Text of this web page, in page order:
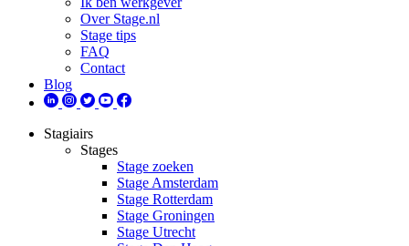
Over Stage.nl
Stage tips
FAQ
Contact
Blog
Stagiairs
Stages
Stage zoeken
Stage Amsterdam
Stage Rotterdam
Stage Groningen
Stage Utrecht